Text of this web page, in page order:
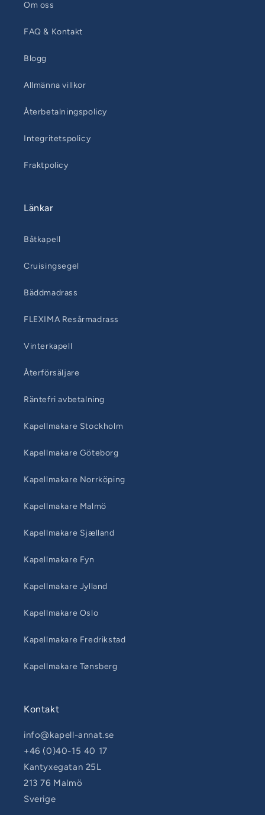
Om oss
FAQ & Kontakt
Blogg
Allmänna villkor
Återbetalningspolicy
Integritetspolicy
Fraktpolicy
Länkar
Båtkapell
Cruisingsegel
Bäddmadrass
FLEXIMA Resårmadrass
Vinterkapell
Återförsäljare
Räntefri avbetalning
Kapellmakare Stockholm
Kapellmakare Göteborg
Kapellmakare Norrköping
Kapellmakare Malmö
Kapellmakare Sjælland
Kapellmakare Fyn
Kapellmakare Jylland
Kapellmakare Oslo
Kapellmakare Fredrikstad
Kapellmakare Tønsberg
Kontakt
info@kapell-annat.se
+46 (0)40-15 40 17
Kantyxegatan 25L
213 76 Malmö
Sverige